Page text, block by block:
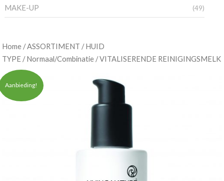
MAKE-UP (49)
Home /ASSORTIMENT /HUID
TYPE /Normaal/Combinatie / VITALISERENDE REINIGINGSMELK
Aanbieding!